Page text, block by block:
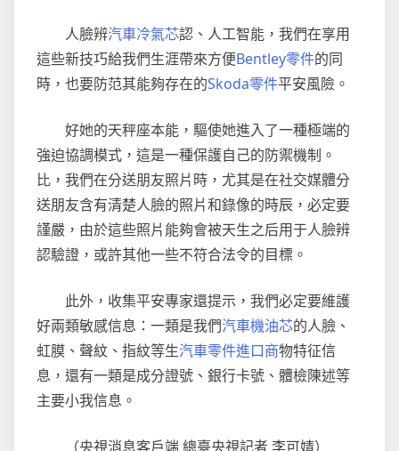
人臉辨汽車冷氣芯認、人工智能，我們在享用
這些新技巧給我們生涯帶來方便Bentley零件的同
時，也要防范其能夠存在的Skoda零件平安風險。
好她的天秤座本能，驅使她進入了一種極端的
強迫協調模式，這是一種保護自己的防禦機制。
比，我們在分送朋友照片時，尤其是在社交媒體分
送朋友含有清楚人臉的照片和錄像的時辰，必定要
謹嚴，由於這些照片能夠會被天生之后用于人臉辨
認驗證，或許其他一些不符合法令的目標。
此外，收集平安專家還提示，我們必定要維護
好兩類敏感信息：一類是我們汽車機油芯的人臉、
虹膜、聲紋、指紋等生汽車零件進口商物特征信
息，還有一類是成分證號、銀行卡號、體檢陳述等
主要小我信息。
（央視消息客戶端 總臺央視記者 李可婧）